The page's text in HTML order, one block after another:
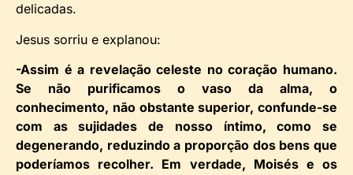
delicadas.
Jesus sorriu e explanou:
-Assim é a revelação celeste no coração humano.
Se não purificamos o vaso da alma, o
conhecimento, não obstante superior, confunde-se
com as sujidades de nosso íntimo, como se
degenerando, reduzindo a proporção dos bens que
poderíamos recolher. Em verdade, Moisés e os